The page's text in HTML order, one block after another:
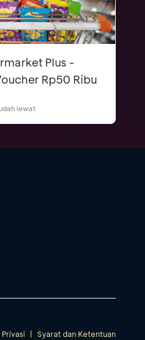
Plus -
Rp50 Ribu
lewat
| Syarat dan Ketentuan